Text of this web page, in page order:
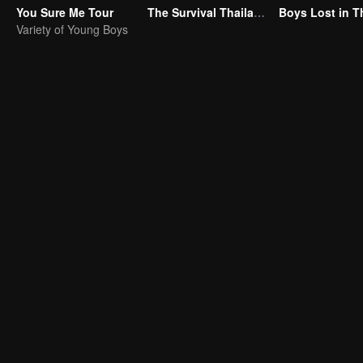
You Sure Me Tour
Variety of Young Boys
The Survival Thailand (Uncut Ver.)